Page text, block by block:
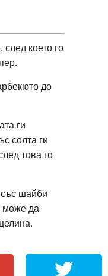
което го
до
ги
солта ги
това го
шайби
може да